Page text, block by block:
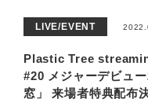
LIVE/EVENT
Plastic Tree
#20 メジャーデビュ
窓」 来場者特典配布